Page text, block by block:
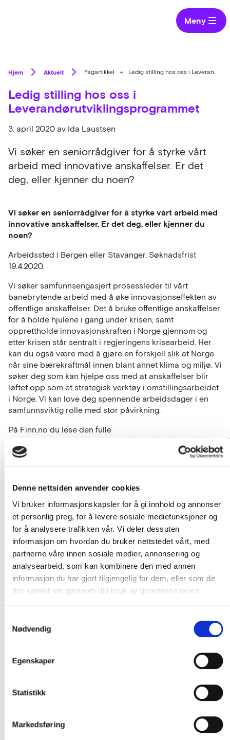
Denne nettsiden anvender cookies
Vi bruker informasjonskapsler for å gi innhold og annonser
et personlig preg, for å levere sosiale mediefunksjoner og
for å analysere trafikken vår. Vi deler dessuten
informasjon om hvordan du bruker nettstedet vårt, med
partnerne våre innen sosiale medier, annonsering og
analysearbeid, som kan kombinere den med annen
informasjon du har gjort tilgjengelig for dem, eller som de
har samlet inn gjennom din bruk av tjenestene deres.
Nødvendig
Egenskaper
Statistikk
Markedsføring
Meny
Hjem Aktuelt Fagartikkel → Ledig stilling hos oss i Leverandørutviklingsprogrammet
Ledig stilling hos oss i
Leverandørutviklingsprogrammet
3. april 2020 av Ida Laustsen
Vi søker en seniorrådgiver for å styrke vårt
arbeid med innovative anskaffelser. Er det
deg, eller kjenner du noen?
Vi søker en seniorrådgiver for å styrke vårt arbeid med
innovative anskaffelser. Er det deg, eller kjenner du
noen?
Arbeidssted i Bergen eller Stavanger. Søknadsfrist
19.4.2020.
Vi søker samfunnsengasjert prosessleder til vårt
banebrytende arbeid med å øke innovasjonseffekten av
offentlige anskaffelser. Det å bruke offentlige anskaffelser
for å holde hjulene i gang under krisen, samt
opprettholde innovasjonskraften i Norge gjennom og
etter krisen står sentralt i regjeringens krisearbeid. Her
kan du også være med å gjøre en forskjell slik at Norge
når sine bærekraftmål innen blant annet klima og miljø. Vi
søker deg som kan hjelpe oss med at anskaffelser blir
løftet opp som et strategisk verktøy i omstillingsarbeidet
i Norge. Vi kan love deg spennende arbeidsdager i en
samfunnsviktig rolle med stor påvirkning.
På Finn.no du lese den fulle
https://www.finn.no/job/fulltime/
finnkode=174562120
Leverandørutviklingsprogrammet » for å få et innblikk i
vår jobbhverdag.
Kommentarer
Legg igjen en kommentar